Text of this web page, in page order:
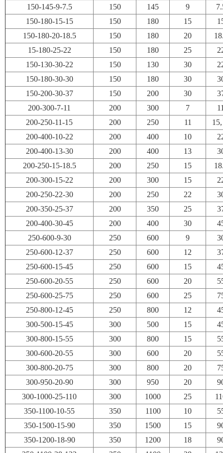
150-145-9-7.5
150 145 9
150-180-15-15
150 180 15
150-180-20-18.5
150 180 20
15-180-25-22
150 180 25
150-130-30-22
150 130 30
150-180-30-30
150 180 30
150-200-30-37
150 200 30
200-300-7-11
200 300 7
200-250-11-15
200 250 11
200-400-10-22
200 400 10
200-400-13-30
200 400 13
200-250-15-18.5
200 250 15
200-300-15-22
200 300 15
200-250-22-30
200 250 22
200-350-25-37
200 350 25
200-400-30-45
200 400 30
250-600-9-30
250 600 9
250-600-12-37
250 600 12
250-600-15-45
250 600 15
250-600-20-55
250 600 20
250-600-25-75
250 600 25
250-800-12-45
250 800 12
300-500-15-45
300 500 15
300-800-15-55
300 800 15
300-600-20-55
300 600 20
300-800-20-75
300 800 20
300-950-20-90
300 950 20
300-1000-25-110
300 1000 25
350-1100-10-55
350 1100 10
350-1500-15-90
350 1500 15
350-1200-18-90
350 1200 18